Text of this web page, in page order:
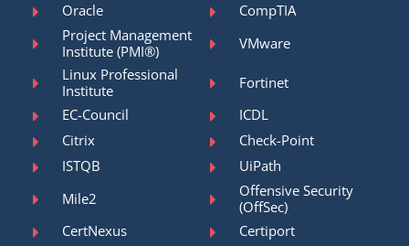
Oracle
CompTIA
Project Management
Institute (PMI®)
VMware
Linux Professional
Institute
Fortinet
EC-Council
ICDL
Citrix
Check-Point
ISTQB
UiPath
Mile2
Offensive Security
(OffSec)
CertNexus
Certiport